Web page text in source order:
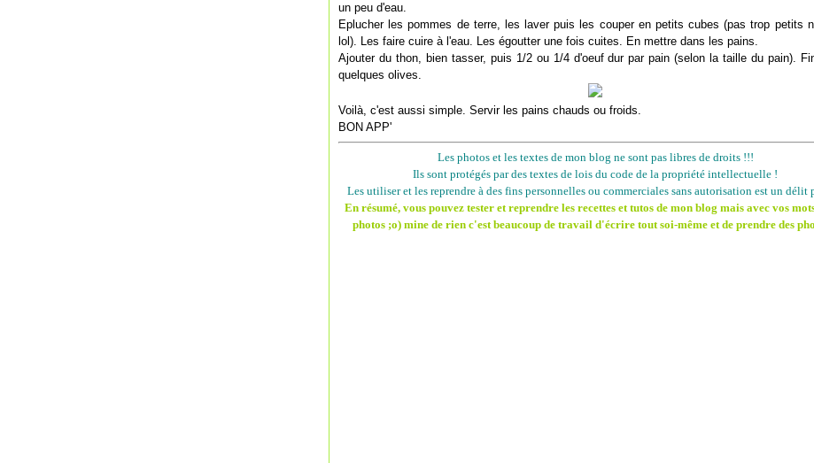
un peu d'eau.
Eplucher les pommes de terre, les laver puis les couper en petits cubes (pas trop petits
lol). Les faire cuire à l'eau. Les égoutter une fois cuites. En mettre dans les pains.
Ajouter du thon, bien tasser, puis 1/2 ou 1/4 d'oeuf dur par pain (selon la taille du pain).
quelques olives.
Voilà, c'est aussi simple. Servir les pains chauds ou froids.
BON APP'
Les photos et les textes de mon blog ne sont pas libres de droits !!!
Ils sont protégés par des textes de lois du code de la propriété intellectuelle !
Les utiliser et les reprendre à des fins personnelles ou commerciales sans autorisation est un délit
En résumé, vous pouvez tester et reprendre les recettes et tutos de mon blog mais avec vos
photos ;o) mine de rien c'est beaucoup de travail d'écrire tout soi-même et de prendre des